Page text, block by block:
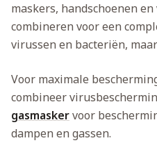
maskers, handschoenen
combineren voor een
virussen en bacteriën,
Voor maximale
combineer
gasmaskervoor
dampen en gassen.